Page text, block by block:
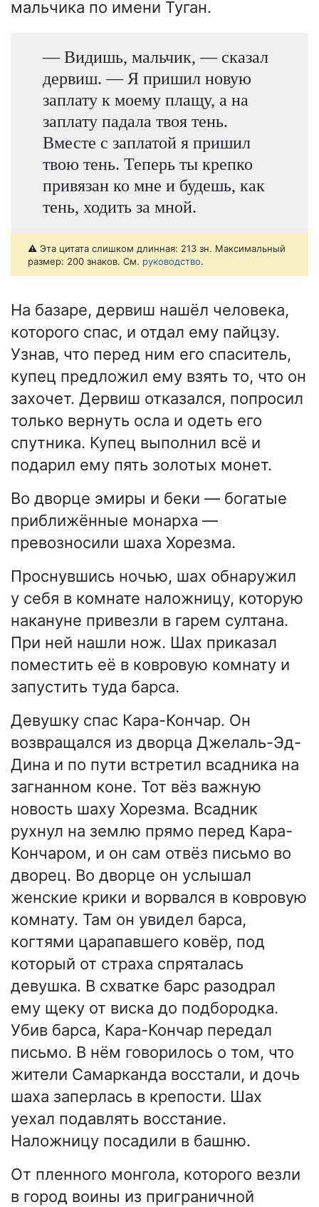
мальчика по имени Туган.
— Видишь, мальчик, — сказал
дервиш. — Я пришил новую
заплату к моему плащу, а на
заплату падала твоя тень.
Вместе с заплатой я пришил
твою тень. Теперь ты крепко
привязан ко мне и будешь, как
тень, ходить за мной.
⚠️ Эта цитата слишком длинная: 213 зн. Максимальный
размер: 200 знаков. См. руководство.
На базаре, дервиш нашёл человека,
которого спас, и отдал ему пайцзу.
Узнав, что перед ним его спаситель,
купец предложил ему взять то, что он
захочет. Дервиш отказался, попросил
только вернуть осла и одеть его
спутника. Купец выполнил всё и
подарил ему пять золотых монет.
Во дворце эмиры и беки — богатые
приближённые монарха —
превозносили шаха Хорезма.
Проснувшись ночью, шах обнаружил
у себя в комнате наложницу, которую
накануне привезли в гарем султана.
При ней нашли нож. Шах приказал
поместить её в ковровую комнату и
запустить туда барса.
Девушку спас Кара-Кончар. Он
возвращался из дворца Джелаль-Эд-
Дина и по пути встретил всадника на
загнанном коне. Тот вёз важную
новость шаху Хорезма. Всадник
рухнул на землю прямо перед Кара-
Кончаром, и он сам отвёз письмо во
дворец. Во дворце он услышал
женские крики и ворвался в ковровую
комнату. Там он увидел барса,
когтями царапавшего ковёр, под
который от страха спряталась
девушка. В схватке барс разодрал
ему щеку от виска до подбородка.
Убив барса, Кара-Кончар передал
письмо. В нём говорилось о том, что
жители Самарканда восстали, и дочь
шаха заперлась в крепости. Шах
уехал подавлять восстание.
Наложницу посадили в башню.
От пленного монгола, которого везли
в город воины из приграничной